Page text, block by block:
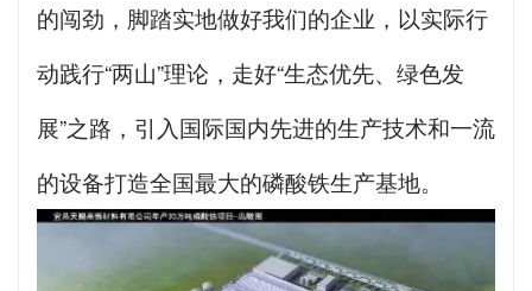
的闯劲，脚踏实地做好我们的企业，以实际行
动践行“两山”理论，走好“生态优先、绿色发
展”之路，引入国际国内先进的生产技术和一流
的设备打造全国最大的磷酸铁生产基地。